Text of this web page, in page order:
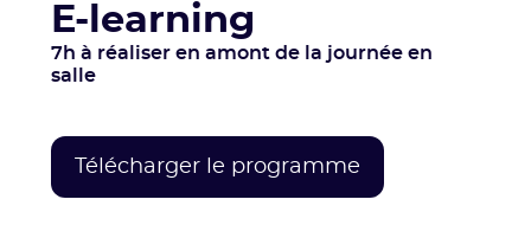
E-learning
7h à réaliser en amont de la journée en
salle
Télécharger le programme